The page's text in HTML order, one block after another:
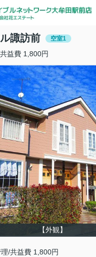
諏訪前 空室1
益費 1,800円
【外観】
/共益費 1,800円